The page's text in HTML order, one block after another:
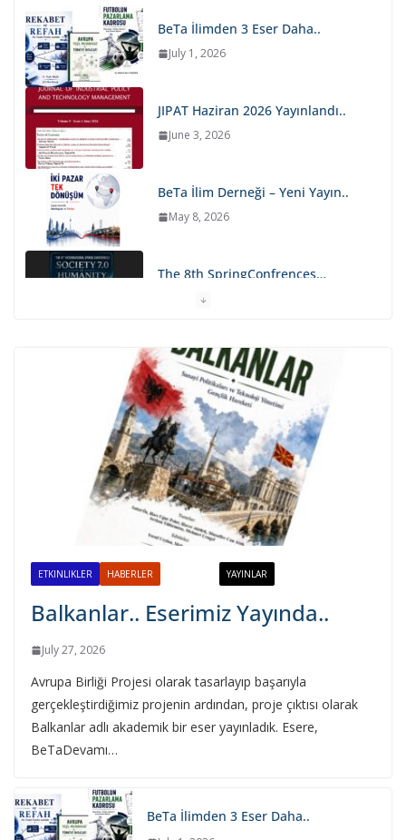
BeTa İlimden 3 Eser Daha..
July 1, 2026
JIPAT Haziran 2026 Yayınlandı..
June 3, 2026
BeTa İlim Derneği – Yeni Yayın..
May 8, 2026
The 8th SpringConfrences…
May 4, 2026
JISTECH Nisan 2026 Sayısı
Yayında..
April 21, 2026
Balkanlar.. Eserimiz Yayında..
July 27, 2026
ETKINLIKLER HABERLER YAYINLAR
Balkanlar.. Eserimiz Yayında..
July 27, 2026
Avrupa Birliği Projesi olarak tasarlayıp başarıyla
gerçekleştirdiğimiz projenin ardından, proje çıktısı olarak
Balkanlar adlı akademik bir eser yayınladık. Esere,
BeTaDevamı…
BeTa İlimden 3 Eser Daha..